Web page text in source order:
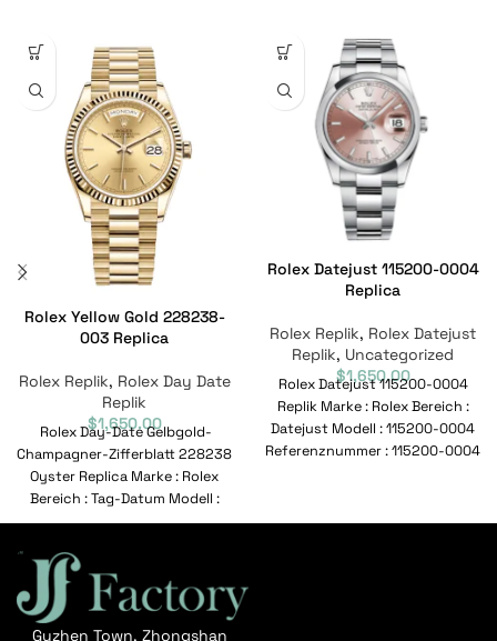
Rolex Yellow Gold 228238-
003 Replica
Rolex Replik, Rolex Day Date
Replik
$1,650.00
Rolex Day-Date Gelbgold-
Champagner-Zifferblatt 228238
Oyster Replica Marke : Rolex
Bereich : Tag-Datum Modell :
228238-003 Referenznummer :
Rolex Datejust 115200-0004
Replica
Rolex Replik, Rolex Datejust
Replik, Uncategorized
$1,650.00
Rolex Datejust 115200-0004
Replik Marke : Rolex Bereich :
Datejust Modell : 115200-0004
Referenznummer : 115200-0004
Guzhen Town, Zhongshan